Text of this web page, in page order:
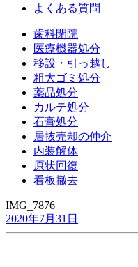
よくある質問
歯科閉院
医療機器処分
移設・引っ越し
粗大ゴミ処分
薬品処分
カルテ処分
石膏処分
居抜売却の仲介
内装解体
原状回復
看板撤去
IMG_7876
2020年7月31日